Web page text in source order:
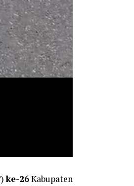
)ke-26Kabupaten